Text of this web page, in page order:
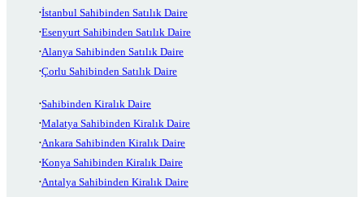
İstanbul Sahibinden Satılık Daire
Esenyurt Sahibinden Satılık Daire
Alanya Sahibinden Satılık Daire
Çorlu Sahibinden Satılık Daire
Sahibinden Kiralık Daire
Malatya Sahibinden Kiralık Daire
Ankara Sahibinden Kiralık Daire
Konya Sahibinden Kiralık Daire
Antalya Sahibinden Kiralık Daire